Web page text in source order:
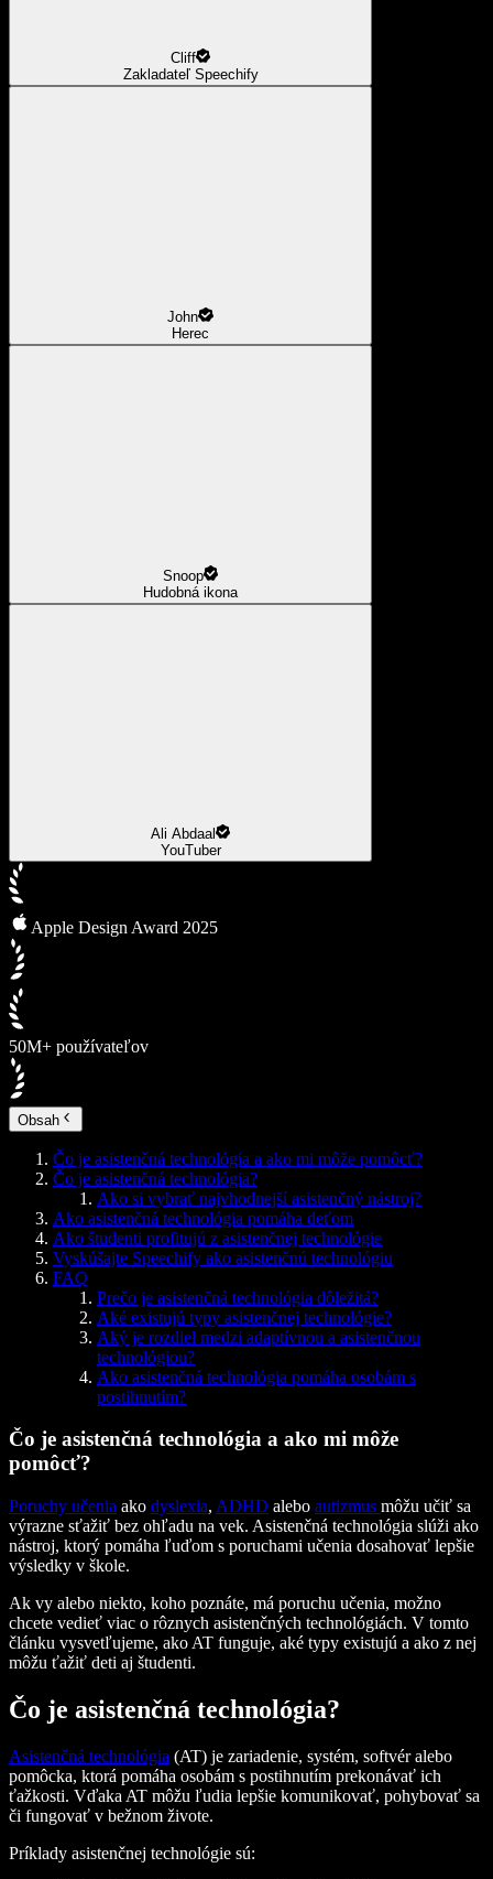
Cliff
Zakladateľ Speechify
John
Herec
Snoop
Hudobná ikona
Ali Abdaal
YouTuber
Apple Design Award 2025
50M+ používateľov
Obsah
Čo je asistenčná technológia a ako mi môže pomôcť?
Čo je asistenčná technológia?
Ako si vybrať najvhodnejší asistenčný nástroj?
Ako asistenčná technológia pomáha deťom
Ako študenti profitujú z asistenčnej technológie
Vyskúšajte Speechify ako asistenčnú technológiu
FAQ
Prečo je asistenčná technológia dôležitá?
Aké existujú typy asistenčnej technológie?
Aký je rozdiel medzi adaptívnou a asistenčnou
technológiou?
Ako asistenčná technológia pomáha osobám s
postihnutím?
Čo je asistenčná technológia a ako mi môže
pomôcť?
Poruchy učenia ako dyslexia, ADHD alebo autizmus môžu učiť sa
výrazne sťažiť bez ohľadu na vek. Asistenčná technológia slúži ako
nástroj, ktorý pomáha ľuďom s poruchami učenia dosahovať lepšie
výsledky v škole.
Ak vy alebo niekto, koho poznáte, má poruchu učenia, možno
chcete vedieť viac o rôznych asistenčných technológiách. V tomto
článku vysvetľujeme, ako AT funguje, aké typy existujú a ako z nej
môžu ťažiť deti aj študenti.
Čo je asistenčná technológia?
Asistenčná technológia (AT) je zariadenie, systém, softvér alebo
pomôcka, ktorá pomáha osobám s postihnutím prekonávať ich
ťažkosti. Vďaka AT môžu ľudia lepšie komunikovať, pohybovať sa
či fungovať v bežnom živote.
Príklady asistenčnej technológie sú: